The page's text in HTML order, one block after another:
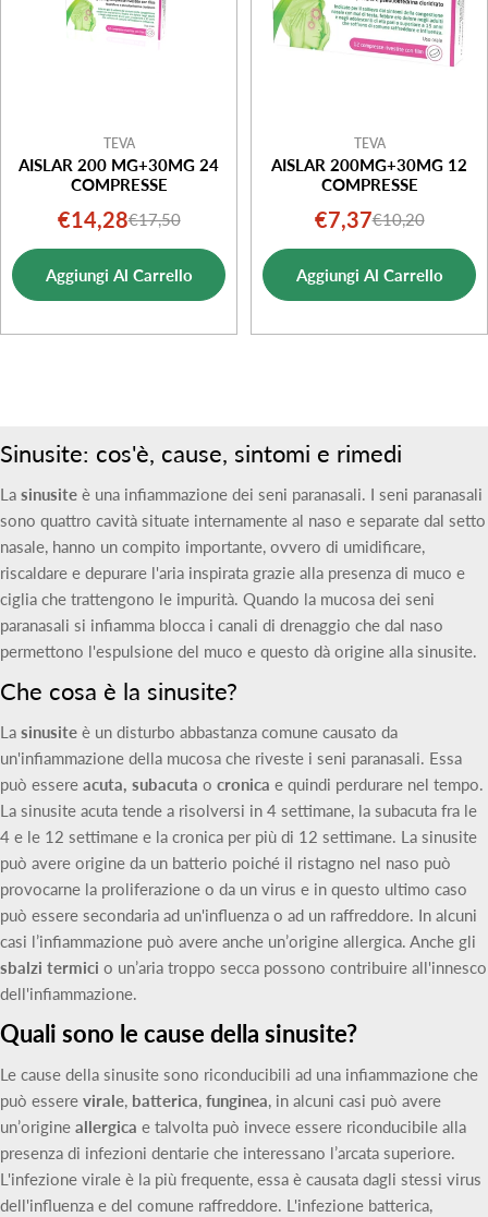
TEVA
AISLAR 200 MG+30MG 24
COMPRESSE
Prezzo
di
vendita
€14,28Prezzo
normale
€17,50
Aggiungi Al Carrello
TEVA
AISLAR 200MG+30MG 12
COMPRESSE
Prezzo
di
vendita
€7,37Prezzo
normale
€10,20
Aggiungi Al Carrello
Sinusite: cos'è, cause, sintomi e rimedi
La sinusite è una infiammazione dei seni paranasali. I seni paranasali
sono quattro cavità situate internamente al naso e separate dal setto
nasale, hanno un compito importante, ovvero di umidificare,
riscaldare e depurare l'aria inspirata grazie alla presenza di muco e
ciglia che trattengono le impurità. Quando la mucosa dei seni
paranasali si infiamma blocca i canali di drenaggio che dal naso
permettono l'espulsione del muco e questo dà origine alla sinusite.
Che cosa è la sinusite?
La sinusite è un disturbo abbastanza comune causato da
un'infiammazione della mucosa che riveste i seni paranasali. Essa
può essere acuta, subacuta o cronica e quindi perdurare nel tempo.
La sinusite acuta tende a risolversi in 4 settimane, la subacuta fra le
4 e le 12 settimane e la cronica per più di 12 settimane. La sinusite
può avere origine da un batterio poiché il ristagno nel naso può
provocarne la proliferazione o da un virus e in questo ultimo caso
può essere secondaria ad un'influenza o ad un raffreddore. In alcuni
casi l’infiammazione può avere anche un’origine allergica. Anche gli
sbalzi termici o un’aria troppo secca possono contribuire all'innesco
dell'infiammazione.
Quali sono le cause della sinusite?
Le cause della sinusite sono riconducibili ad una infiammazione che
può essere virale, batterica, funginea, in alcuni casi può avere
un’origine allergica e talvolta può invece essere riconducibile alla
presenza di infezioni dentarie che interessano l’arcata superiore.
L'infezione virale è la più frequente, essa è causata dagli stessi virus
dell'influenza e del comune raffreddore. L'infezione batterica,